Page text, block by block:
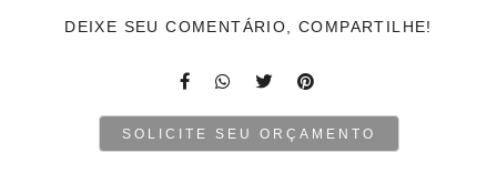
DEIXE SEU COMENTÁRIO, COMPARTILHE!
SOLICITE SEU ORÇAMENTO